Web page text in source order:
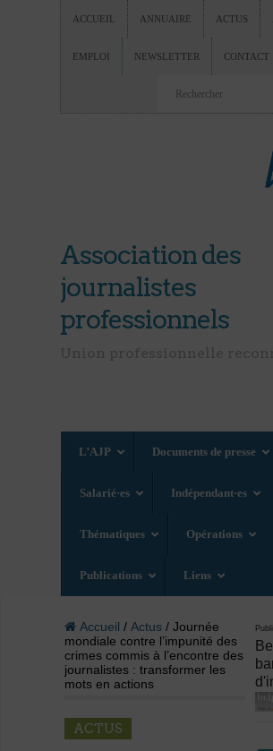
ACCUEIL ANNUAIRE ACTUS
EMPLOI NEWSLETTER CONTACT
Association des
journalistes
professionnels
L’AJP Documents de presse
Salarié·es Indépendant·es
Thématiques Opérations
Publications Liens
Accueil / Actus/ Journée
mondiale contre l’impunité des
crimes commis à l’encontre des
journalistes : transformer les
mots en actions
ACTUS